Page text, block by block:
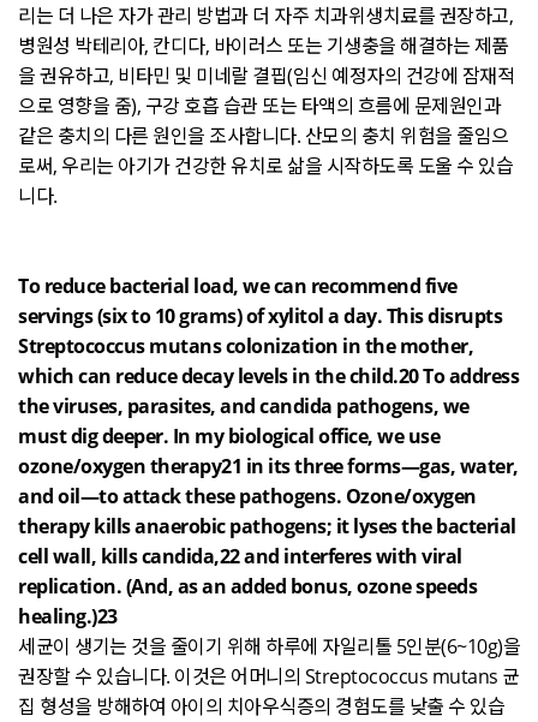
리는 더 나은 자가 관리 방법과 더 자주 치과위생치료를 권장하고,
병원성 박테리아, 칸디다, 바이러스 또는 기생충을 해결하는 제품
을 권유하고, 비타민 및 미네랄 결핍(임신 예정자의 건강에 잠재적
으로 영향을 줌), 구강 호흡 습관 또는 타액의 흐름에 문제원인과
같은 충치의 다른 원인을 조사합니다. 산모의 충치 위험을 줄임으
로써, 우리는 아기가 건강한 유치로 삶을 시작하도록 도울 수 있습
니다.
To reduce bacterial load, we can recommend five
servings (six to 10 grams) of xylitol a day. This disrupts
Streptococcus mutans colonization in the mother,
which can reduce decay levels in the child.20 To address
the viruses, parasites, and candida pathogens, we
must dig deeper. In my biological office, we use
ozone/oxygen therapy21 in its three forms—gas, water,
and oil—to attack these pathogens. Ozone/oxygen
therapy kills anaerobic pathogens; it lyses the bacterial
cell wall, kills candida,22 and interferes with viral
replication. (And, as an added bonus, ozone speeds
healing.)23
세균이 생기는 것을 줄이기 위해 하루에 자일리톨 5인분(6~10g)을
권장할 수 있습니다. 이것은 어머니의 Streptococcus mutans 균
집 형성을 방해하여 아이의 치아우식증의 경험도를 낮출 수 있습